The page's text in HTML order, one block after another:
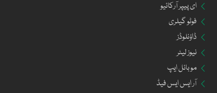
ای پیپر آرکائیو
فوٹو گیلری
ڈاؤنلوڈز
نیوز لیٹر
موبائل ایپ
آر ایس ایس فیڈ